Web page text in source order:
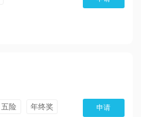
五险
年终奖
申请